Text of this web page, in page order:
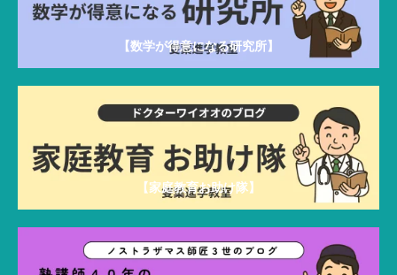
強方法
【数学が得意になる研究所】
【家庭教育お助け隊】